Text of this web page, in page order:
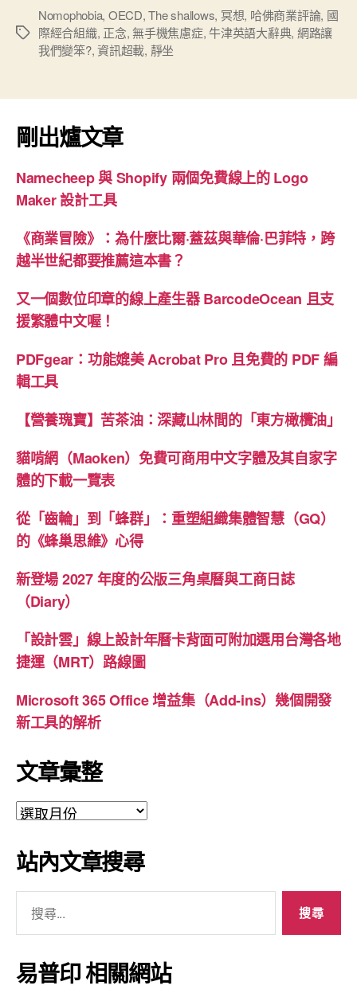
我
們
數
技
正
改
變
們
的
與
閱
讀
為”
標
Nomophobia, OECD,The shallows, 冥想, 哈佛商業評論, 國
際經合組織, 正念,無手機焦慮症,牛津英語大辭典, 網路讓
我們變笨?,資訊超載, 靜坐
剛出爐文章
Namecheep 與 Shopify 兩個免費線上的 Logo
Maker 設計工具
《商業冒險》：為什麼比爾·蓋茲與華倫·巴菲特，跨
越半世紀都要推薦這本書？
又一個數位印章的線上產生器 BarcodeOcean 且支
援繁體中文喔！
PDFgear：功能媲美 Acrobat Pro 且免費的 PDF 編
輯工具
【營養瑰寶】苦茶油：深藏山林間的「東方橄欖油」
貓啃網（Maoken）免費可商用中文字體及其自家字
體的下載一覽表
從「齒輪」到「蜂群」：重塑組織集體智慧（GQ）
的《蜂巢思維》心得
新登場 2027 年度的公版三角桌曆與工商日誌
（Diary）
「設計雲」線上設計年曆卡背面可附加選用台灣各地
捷運（MRT）路線圖
Microsoft 365 Office 增益集（Add-ins）幾個開發
新工具的解析
文章彙整
文
彙
整
站內文章搜尋
關
鍵
字:
易普印 相關網站